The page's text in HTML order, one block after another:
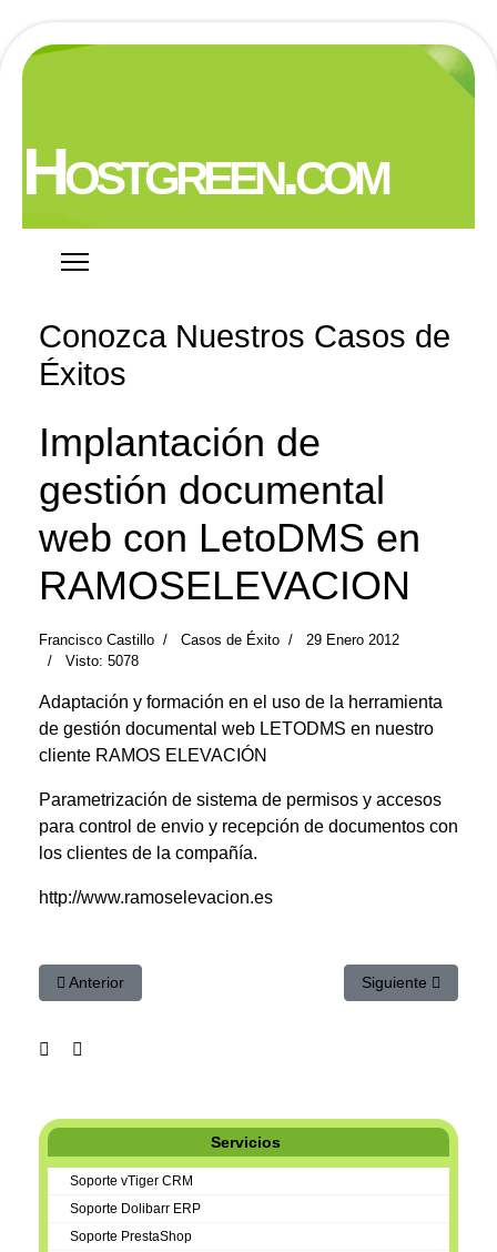
Hostgreen.com
Conozca Nuestros Casos de
Éxitos
Implantación de
gestión documental
web con LetoDMS en
RAMOSELEVACION
Francisco Castillo Casos de Éxito
29 Enero 2012
Visto: 5078
Adaptación y formación en el uso de la herramienta
de gestión documental web LETODMS en nuestro
cliente RAMOS ELEVACIÓN
Parametrización de sistema de permisos y accesos
para control de envio y recepción de documentos con
los clientes de la compañía.
http://www.ramoselevacion.es
Artículo anterior: Implantación de webautogestionable con
Anterior Artículo siguiente:
Siguiente
Servicios
Soporte vTiger CRM
Soporte Dolibarr ERP
Soporte PrestaShop